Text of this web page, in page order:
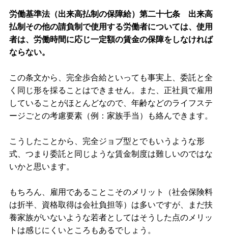
労働基準法（出来高払制の保障給）第二十七条 出来高
払制その他の請負制で使用する労働者については、使用
者は、労働時間に応じ一定額の賃金の保障をしなければ
ならない。
この条文から、完全歩合給といっても事実上、委託と全
く同じ形を採ることはできません。また、正社員で雇用
していることがほとんどなので、年齢などのライフステ
ージごとの考慮要素（例：家族手当）も絡んできます。
こうしたことから、完全ジョブ型とでもいうような形
式、つまり委託と同じような賃金制度は難しいのではな
いかと思います。
もちろん、雇用であることこそのメリット（社会保険料
は折半、資格取得は会社負担等）は多いですが、まだ扶
養家族がいないような若者としてはそうした点のメリッ
トは感じにくいところもあるでしょう。